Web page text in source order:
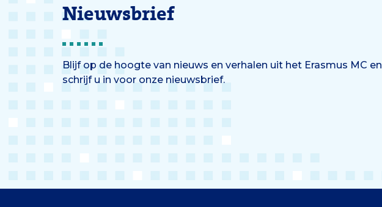
Nieuwsbrief
Blijf op de hoogte van nieuws en verhalen uit het Erasmus MC en
schrijf u in voor onze nieuwsbrief.